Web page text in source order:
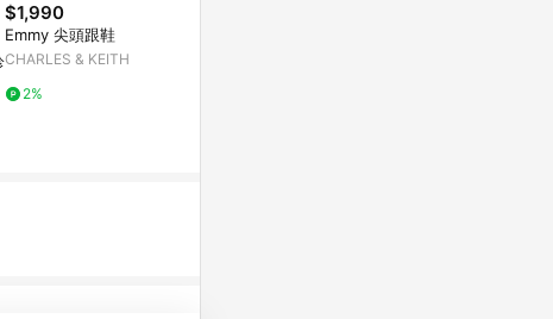
$1,990
Emmy 尖頭跟鞋
CHARLES & KEITH
2%